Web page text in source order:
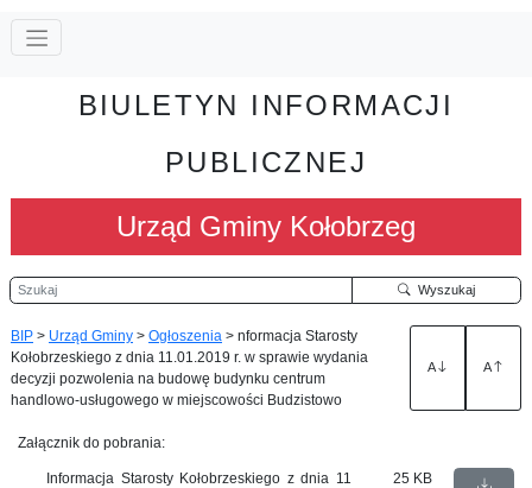
BIULETYN INFORMACJI
PUBLICZNEJ
Urząd Gminy Kołobrzeg
Szukaj Wyszukaj
BIP > Urząd Gminy > Ogłoszenia > nformacja Starosty
Kołobrzeskiego z dnia 11.01.2019 r. w sprawie wydania
decyzji pozwolenia na budowę budynku centrum
handlowo-usługowego w miejscowości Budzistowo
A A
Załącznik do pobrania:
Informacja Starosty Kołobrzeskiego z dnia 11
25 KB